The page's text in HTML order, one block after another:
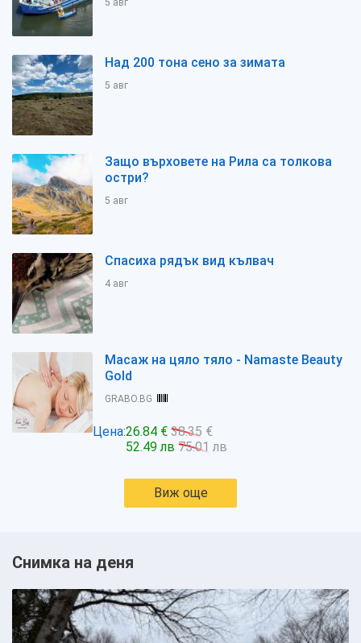
5 авг
Над 200 тона сено за зимата
5 авг
Защо върховете на Рила са толкова
остри?
5 авг
Спасиха рядък вид кълвач
4 авг
Масаж на цяло тяло - Namaste Beauty
Gold
GRABO.BG
Цена:26.84 € 38.35 €
52.49 лв 75.01 лв
Виж още
Снимка на деня